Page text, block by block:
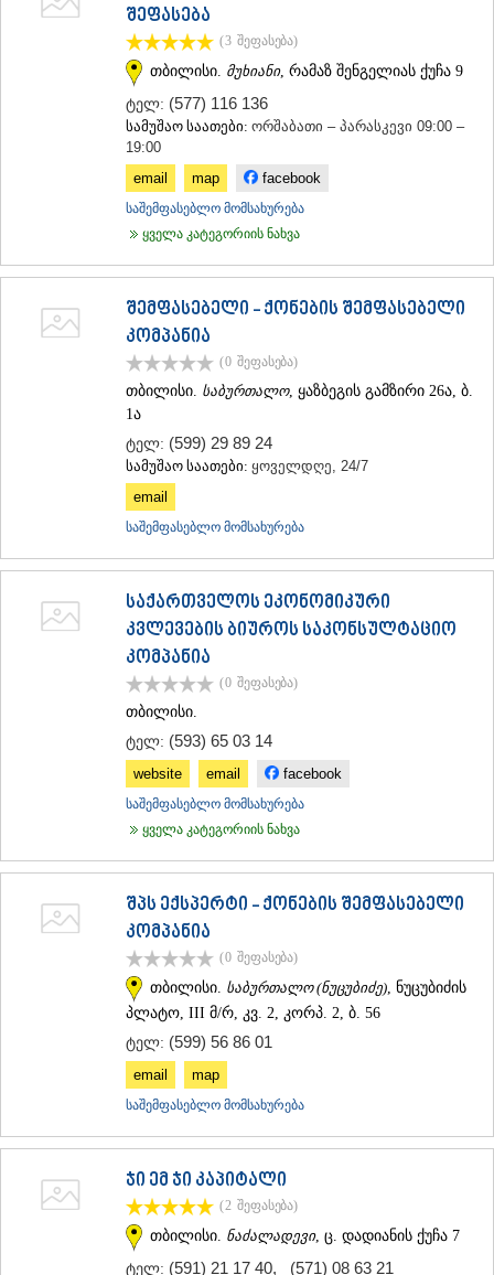
ᲠᲣᲡᲗᲐᲕᲘ
შეფასება
(3 შეფასება)
თბილისი. მუხიანი, რამაზ შენგელიას ქუჩა 9
ტელ: (577) 116 136
სამუშაო საათები: ორშაბათი – პარასკევი 09:00 –
19:00
email
map facebook
საშემფასებლო მომსახურება
ყველა კატეგორიის ნახვა
შემფასებელი - ქონების შემფასებელი
კომპანია
(0 შეფასება)
თბილისი. საბურთალო, ყაზბეგის გამზირი 26ა, ბ.
1ა
ტელ: (599) 29 89 24
სამუშაო საათები: ყოველდღე, 24/7
email
საშემფასებლო მომსახურება
საქართველოს ეკონომიკური
კვლევების ბიუროს საკონსულტაციო
კომპანია
(0 შეფასება)
თბილისი.
ტელ: (593) 65 03 14
website email facebook
საშემფასებლო მომსახურება
ყველა კატეგორიის ნახვა
შპს ექსპერტი - ქონების შემფასებელი
კომპანია
(0 შეფასება)
თბილისი. საბურთალო (ნუცუბიძე) , ნუცუბიძის
პლატო, III მ/რ, კვ. 2, კორპ. 2, ბ. 56
ტელ: (599) 56 86 01
email map
საშემფასებლო მომსახურება
ჯი ემ ჯი კაპიტალი
(2 შეფასება)
თბილისი. ნაძალადევი, ც. დადიანის ქუჩა 7
ტელ: (591) 21 17 40, (571) 08 63 21